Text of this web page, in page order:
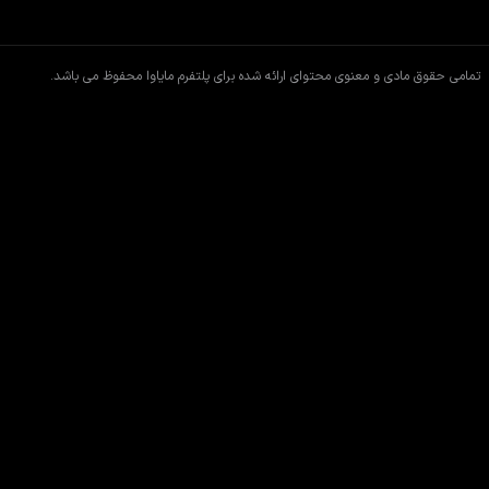
تمامی حقوق مادی و معنوی محتوای ارائه شده برای پلتفرم مایاوا محفوظ می باشد.